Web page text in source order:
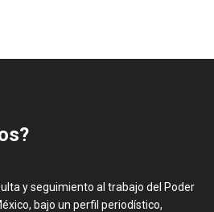
y seguimiento al trabajo del Poder
bajo un perfil periodístico,